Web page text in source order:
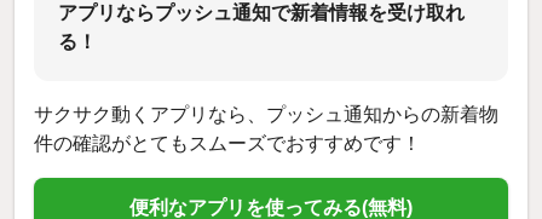
アプリならプッシュ通知で新着情報を受け取れ
る！
サクサク動くアプリなら、プッシュ通知からの新着物
件の確認がとてもスムーズでおすすめです！
便利なアプリを使ってみる(無料)